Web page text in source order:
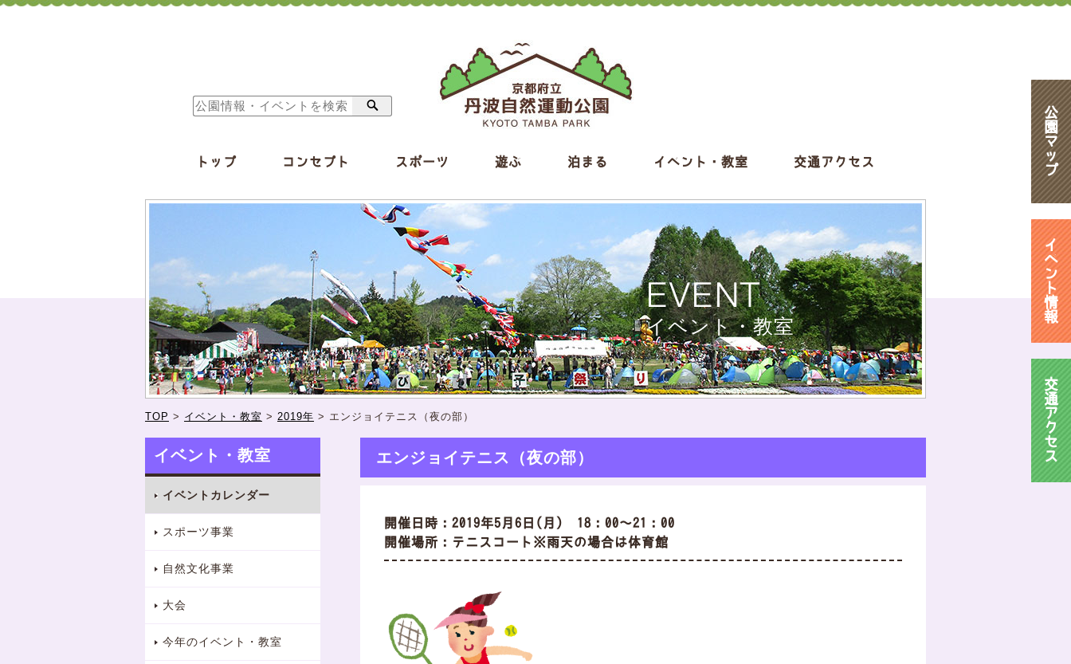
トップ コンセプト スポーツ 遊ぶ 泊まる イベント・教室 交通アクセス
公
園
マ
ッ
プ
イ
ベ
ン
ト
情
報
交
通
ア
ク
セ
ス
EVENT
イベント・教室
TOP > イベント・教室 > 2019年 > エンジョイテニス（夜の部）
イベント・教室
イベントカレンダー
スポーツ事業
自然文化事業
大会
今年のイベント・教室
エンジョイテニス（夜の部）
開催日時：2019年5月6日(月) 18：00～21：00
開催場所：テニスコート※雨天の場合は体育館